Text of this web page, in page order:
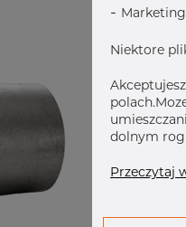
- Marketing
Niektore
dolnym
Przeczytaj